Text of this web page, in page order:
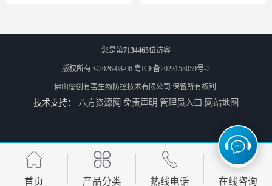
佛山更合镇食堂消杀公司电话 南海消杀 江海食堂消杀公司电话 中新工厂灭鼠
您是第7134465位访客
版权所有 ©2026-08-06 粤ICP备2023153059号-2
佛山儒创有害生物防控技术有限公司 保留所有权利.
技术支持： 八方资源网 免责声明 管理员入口 网站地图
首页 产品分类 热线电话 在线咨询